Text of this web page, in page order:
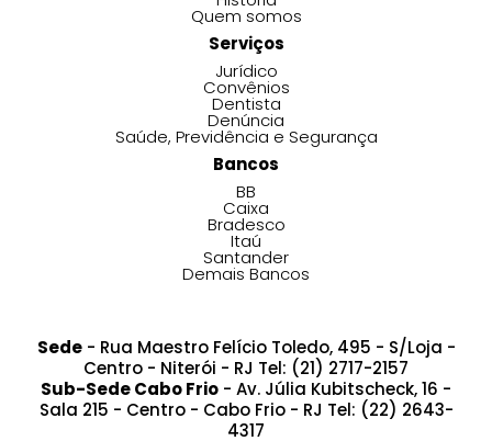
Quem somos
Serviços
Jurídico
Convênios
Dentista
Denúncia
Saúde, Previdência e Segurança
Bancos
BB
Caixa
Bradesco
Itaú
Santander
Demais Bancos
Sede- Rua Maestro Felício Toledo, 495 - S/Loja -
Centro - Niterói - RJ Tel: (21) 2717-2157
Sub-Sede Cabo Frio - Av. Júlia Kubitscheck, 16 -
Sala 215 - Centro - Cabo Frio - RJ Tel: (22) 2643-
4317